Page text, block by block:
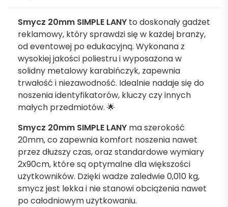
Smycz 20mm SIMPLE LANY to doskonały gadżet
reklamowy, który sprawdzi się w każdej branży,
od eventowej po edukacyjną. Wykonana z
wysokiej jakości poliestru i wyposażona w
solidny metalowy karabińczyk, zapewnia
trwałość i niezawodność. Idealnie nadaje się do
noszenia identyfikatorów, kluczy czy innych
małych przedmiotów. 🌟
Smycz 20mm SIMPLE LANY ma szerokość
20mm, co zapewnia komfort noszenia nawet
przez dłuższy czas, oraz standardowe wymiary
2x90cm, które są optymalne dla większości
użytkowników. Dzięki wadze zaledwie 0,010 kg,
smycz jest lekka i nie stanowi obciążenia nawet
po całodniowym użytkowaniu.